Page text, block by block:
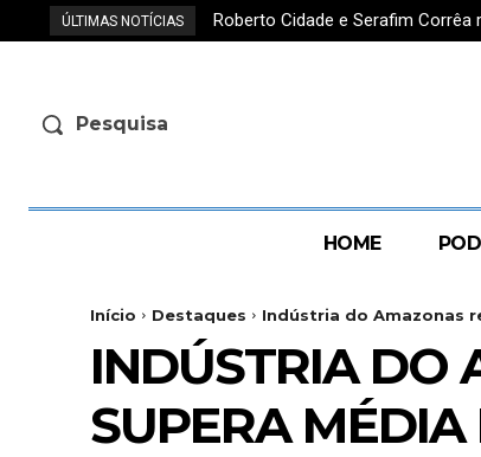
ÚLTIMAS NOTÍCIAS Roberto Cidade e Serafim
Pesquisa
HOME
Início Destaques Indústria do Amazonas
INDÚSTRIA DO
SUPERA